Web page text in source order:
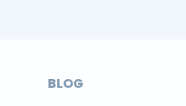
BLOG